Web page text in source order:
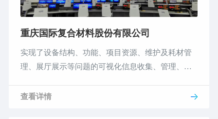
重庆国际复合材料股份有限公司
实现了设备结构、功能、项目资源、维护及耗材管
理、展厅展示等问题的可视化信息收集、管理、应
查看详情